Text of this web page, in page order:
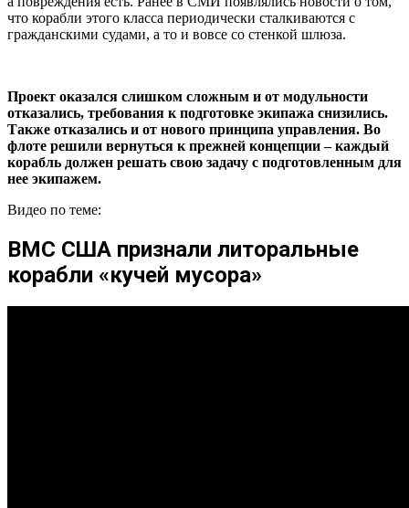
что корабли этого класса периодически сталкиваются с
гражданскими судами, а то и вовсе со стенкой шлюза.
Проект оказался слишком сложным и от модульности
отказались, требования к подготовке экипажа снизились.
Также отказались и от нового принципа управления. Во
флоте решили вернуться к прежней концепции – каждый
корабль должен решать свою задачу с подготовленным для
нее экипажем.
Видео по теме:
ВМС США признали литоральные
корабли «кучей мусора»